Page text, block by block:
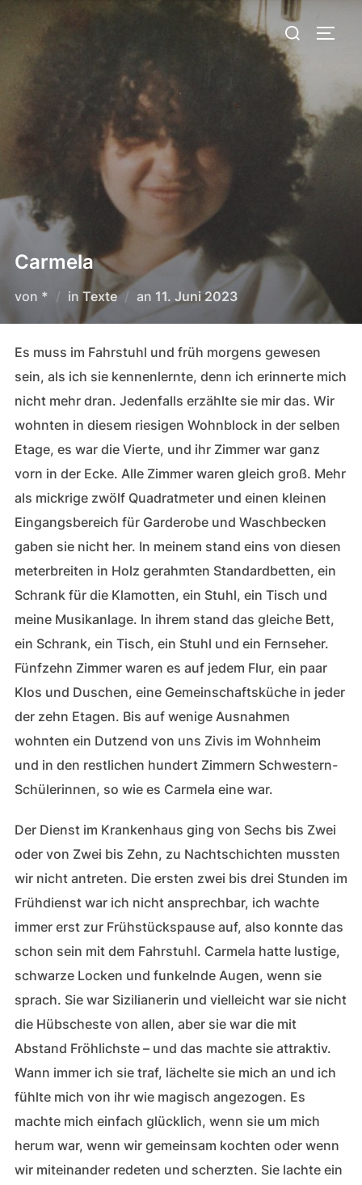
Suchen
nach:
Carmela
von * in Texte an Veröffentlicht
11. Juni 2023
Es muss im Fahrstuhl und früh morgens gewesen
sein, als ich sie kennenlernte, denn ich erinnerte mich
nicht mehr dran. Jedenfalls erzählte sie mir das. Wir
wohnten in diesem riesigen Wohnblock in der selben
Etage, es war die Vierte, und ihr Zimmer war ganz
vorn in der Ecke. Alle Zimmer waren gleich groß. Mehr
als mickrige zwölf Quadratmeter und einen kleinen
Eingangsbereich für Garderobe und Waschbecken
gaben sie nicht her. In meinem stand eins von diesen
meterbreiten in Holz gerahmten Standardbetten, ein
Schrank für die Klamotten, ein Stuhl, ein Tisch und
meine Musikanlage. In ihrem stand das gleiche Bett,
ein Schrank, ein Tisch, ein Stuhl und ein Fernseher.
Fünfzehn Zimmer waren es auf jedem Flur, ein paar
Klos und Duschen, eine Gemeinschaftsküche in jeder
der zehn Etagen. Bis auf wenige Ausnahmen
wohnten ein Dutzend von uns Zivis im Wohnheim
und in den restlichen hundert Zimmern Schwestern-
Schülerinnen, so wie es Carmela eine war.
Der Dienst im Krankenhaus ging von Sechs bis Zwei
oder von Zwei bis Zehn, zu Nachtschichten mussten
wir nicht antreten. Die ersten zwei bis drei Stunden im
Frühdienst war ich nicht ansprechbar, ich wachte
immer erst zur Frühstückspause auf, also konnte das
schon sein mit dem Fahrstuhl. Carmela hatte lustige,
schwarze Locken und funkelnde Augen, wenn sie
sprach. Sie war Sizilianerin und vielleicht war sie nicht
die Hübscheste von allen, aber sie war die mit
Abstand Fröhlichste – und das machte sie attraktiv.
Wann immer ich sie traf, lächelte sie mich an und ich
fühlte mich von ihr wie magisch angezogen. Es
machte mich einfach glücklich, wenn sie um mich
herum war, wenn wir gemeinsam kochten oder wenn
wir miteinander redeten und scherzten. Sie lachte ein